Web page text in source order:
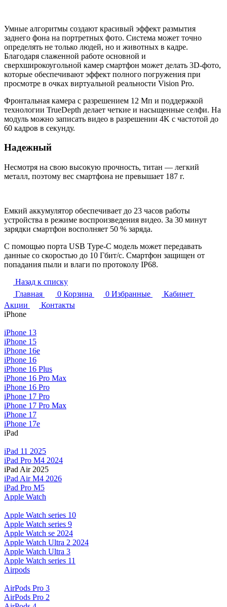
Умные алгоритмы создают красивый эффект размытия
заднего фона на портретных фото. Система может точно
определять не только людей, но и животных в кадре.
Благодаря слаженной работе основной и
сверхширокоугольной камер смартфон может делать 3D-фото,
которые обеспечивают эффект полного погружения при
просмотре в очках виртуальной реальности Vision Pro.
Фронтальная камера с разрешением 12 Мп и поддержкой
технологии TrueDepth делает четкие и насыщенные селфи. На
модуль можно записать видео в разрешении 4K с частотой до
60 кадров в секунду.
Надежный
Несмотря на свою высокую прочность, титан — легкий
металл, поэтому вес смартфона не превышает 187 г.
Емкий аккумулятор обеспечивает до 23 часов работы
устройства в режиме воспроизведения видео. За 30 минут
зарядки смартфон восполняет 50 % заряда.
С помощью порта USB Type-C модель может передавать
данные со скоростью до 10 Гбит/с. Смартфон защищен от
попадания пыли и влаги по протоколу IP68.
Назад к списку
Главная
0 Корзина 0 Избранные
Кабинет
Акции
Контакты
iPhone
iPhone 13
iPhone 15
iPhone 16e
iPhone 16
iPhone 16 Plus
iPhone 16 Pro Max
iPhone 16 Pro
iPhone 17 Pro
iPhone 17 Pro Max
iPhone 17
iPhone 17e
iPad
iPad 11 2025
iPad Pro M4 2024
iPad Air 2025
iPad Air M4 2026
iPad Pro M5
Apple Watch
Apple Watch series 10
Apple Watch series 9
Apple Watch se 2024
Apple Watch Ultra 2 2024
Apple Watch Ultra 3
Apple Watch series 11
Airpods
AirPods Pro 3
AirPods Pro 2